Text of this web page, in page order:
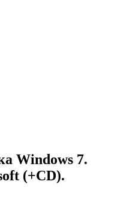
Windows 7.
(+CD).